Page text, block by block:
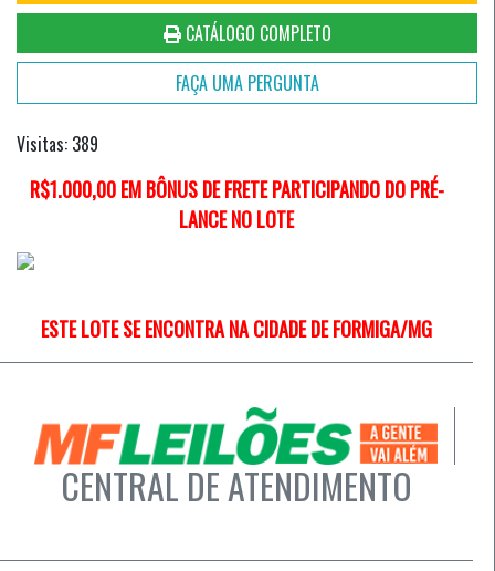
CATÁLOGO COMPLETO
FAÇA UMA PERGUNTA
Visitas: 389
R$1.000,00 EM BÔNUS DE FRETE PARTICIPANDO DO PRÉ-
LANCE NO LOTE
ESTE LOTE SE ENCONTRA NA CIDADE DE FORMIGA/MG
CENTRAL DE ATENDIMENTO